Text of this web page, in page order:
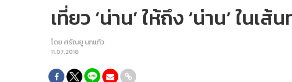
เที่ยว ‘น่าน’ ให้ถึง ‘น่าน’ ในเ
โดย ศรัณยู นกแก้ว
11.07.2018